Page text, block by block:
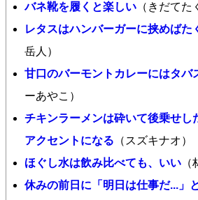
バネ靴を履くと楽しい （きだてた
レタスはハンバーガーに挟めばた
岳人）
甘口のバーモントカレーにはタバ
ーあやこ）
チキンラーメンは砕いて後乗せし
アクセントになる （スズキナオ）
ほぐし水は飲み比べても、いい （
休みの前日に「明日は仕事だ...」